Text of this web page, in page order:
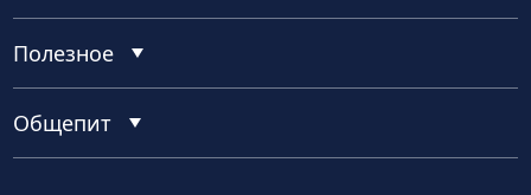
Полезное
Общепит